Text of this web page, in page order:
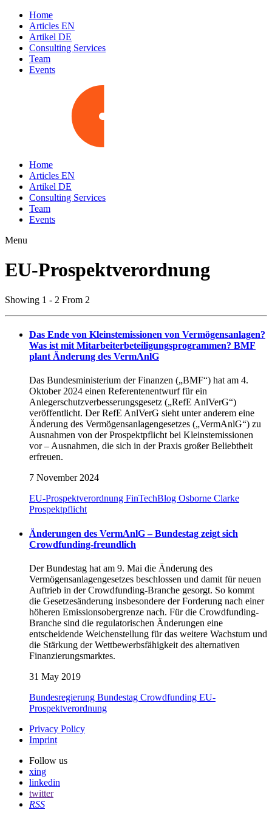
Home
Articles EN
Artikel DE
Consulting Services
Team
Events
Home
Articles EN
Artikel DE
Consulting Services
Team
Events
Menu
EU-Prospektverordnung
Showing 1 - 2 From 2
Das Ende von Kleinstemissionen von Vermögensanlagen?
Was ist mit Mitarbeiterbeteiligungsprogrammen? BMF
plant Änderung des VermAnlG
Das Bundesministerium der Finanzen („BMF“) hat am 4.
Oktober 2024 einen Referentenentwurf für ein
Anlegerschutzverbesserungsgesetz („RefE AnlVerG“)
veröffentlicht. Der RefE AnlVerG sieht unter anderem eine
Änderung des Vermögensanlagengesetzes („VermAnlG“) zu
Ausnahmen von der Prospektpflicht bei Kleinstemissionen
vor – Ausnahmen, die sich in der Praxis großer Beliebtheit
erfreuen.
7 November 2024
EU-Prospektverordnung FinTechBlog Osborne Clarke
Prospektpflicht
Änderungen des VermAnlG – Bundestag zeigt sich
Crowdfunding-freundlich
Der Bundestag hat am 9. Mai die Änderung des
Vermögensanlagengesetzes beschlossen und damit für neuen
Auftrieb in der Crowdfunding-Branche gesorgt. So kommt
die Gesetzesänderung insbesondere der Forderung nach einer
höheren Emissionsobergrenze nach. Für die Crowdfunding-
Branche sind die regulatorischen Änderungen eine
entscheidende Weichenstellung für das weitere Wachstum und
die Stärkung der Wettbewerbsfähigkeit des alternativen
Finanzierungsmarktes.
31 May 2019
Bundesregierung Bundestag Crowdfunding EU-
Prospektverordnung
Privacy Policy
Imprint
Follow us
xing
linkedin
twitter
RSS